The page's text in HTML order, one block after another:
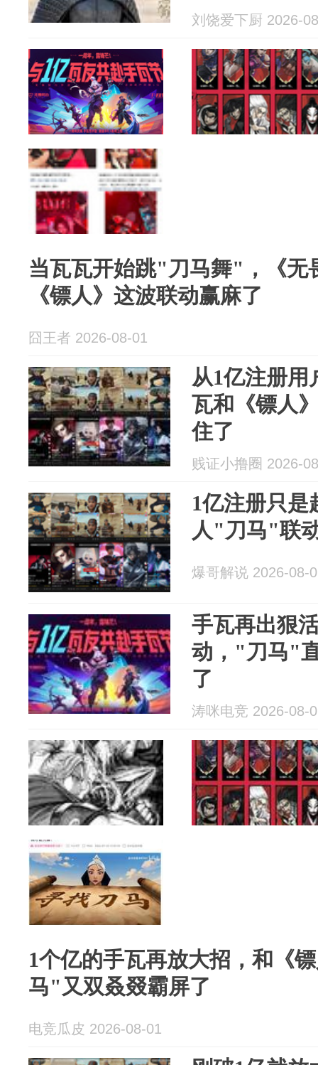
刘饶爱下厨 2026-
当瓦瓦开始跳"刀马舞"，《无
《镖人》这波联动赢麻了
囧王者 2026-08-01
从1亿注册用
瓦和《镖人
住了
贱证小撸圈 2026-
1亿注册只是
人"刀马"联
爆哥解说 2026-08-
手瓦再出狠
动，"刀马"
了
涛咪电竞 2026-08-
1个亿的手瓦再放大招，和《
马"又双叒叕霸屏了
电竞瓜皮 2026-08-01